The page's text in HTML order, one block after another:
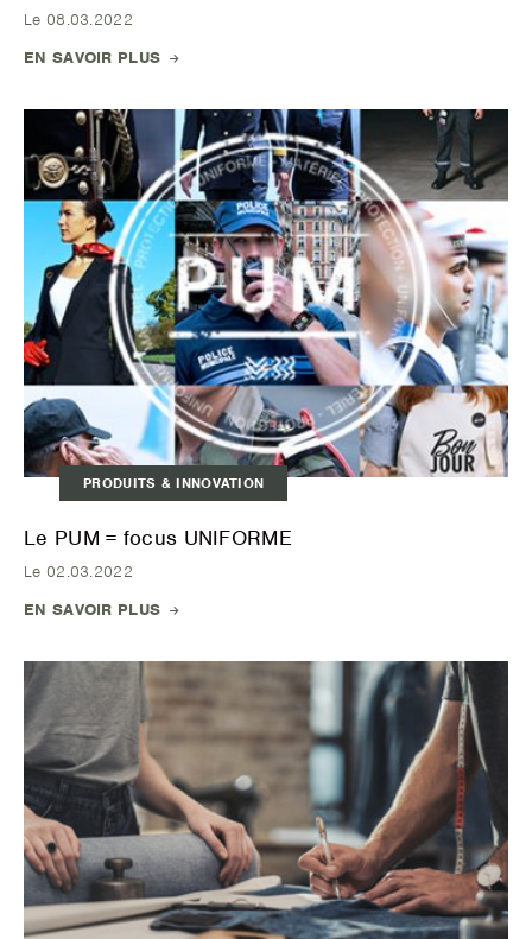
Le 08.03.2022
EN SAVOIR PLUS
PRODUITS & INNOVATION
Le PUM = focus UNIFORME
Le 02.03.2022
EN SAVOIR PLUS